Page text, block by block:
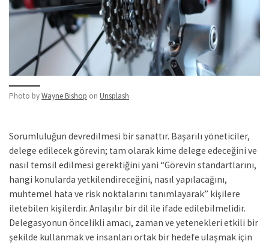
Photo byWayne Bishop on Unsplash
Sorumluluğun devredilmesi bir sanattır. Başarılı yöneticiler,
delege edilecek görevin; tam olarak kime delege edeceğini ve
nasıl temsil edilmesi gerektiğini yani “Görevin standartlarını,
hangi konularda yetkilendireceğini, nasıl yapılacağını,
muhtemel hata ve risk noktalarını tanımlayarak” kişilere
iletebilen kişilerdir. Anlaşılır bir dil ile ifade edilebilmelidir.
Delegasyonun öncelikli amacı, zaman ve yetenekleri etkili bir
şekilde kullanmak ve insanları ortak bir hedefe ulaşmak için